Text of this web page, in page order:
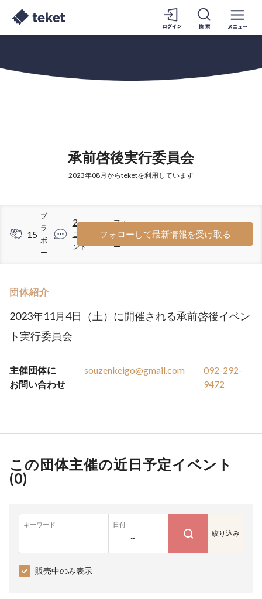
承前啓後実行委員会
2023年08月からteketを利用しています
15
ブ
ラ
ボ
ー
2
コメ
ント
6
フォ
ロワ
ー
フォローして最新情報を受け取る
団体紹介
2023年11月4日（土）に開催される承前啓後イベン
ト実行委員会
主催団体に
お問い合わせ
souzenkeigo@gmail.com
092-292-
9472
この団体主催の近日予定イベント
(0)
キーワード 日付
~ 絞り込み
販売中のみ表示